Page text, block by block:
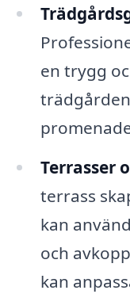
en trygg
Terrasser
terrass
kan
och
kan